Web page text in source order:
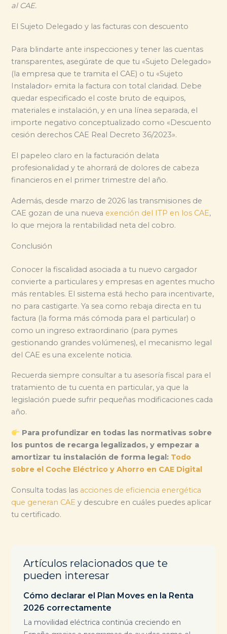
al CAE.
El Sujeto Delegado y las facturas con descuento
Para blindarte ante inspecciones y tener las cuentas
transparentes, asegúrate de que tu «Sujeto Delegado»
(la empresa que te tramita el CAE) o tu «Sujeto
Instalador» emita la factura con total claridad. Debe
quedar especificado el coste bruto de equipos,
materiales e instalación, y en una línea separada, el
importe negativo conceptualizado como «Descuento
cesión derechos CAE Real Decreto 36/2023».
El papeleo claro en la facturación delata
profesionalidad y te ahorrará de dolores de cabeza
financieros en el primer trimestre del año.
Además, desde marzo de 2026 las transmisiones de
CAE gozan de una nueva exención del ITP en los CAE,
lo que mejora la rentabilidad neta del cobro.
Conclusión
Conocer la fiscalidad asociada a tu nuevo cargador
convierte a particulares y empresas en agentes mucho
más rentables. El sistema está hecho para incentivarte,
no para castigarte. Ya sea como rebaja directa en tu
factura (la forma más cómoda para el particular) o
como un ingreso extraordinario (para pymes
gestionando grandes volúmenes), el mecanismo legal
del CAE es una excelente noticia.
Recuerda siempre consultar a tu asesoría fiscal para el
tratamiento de tu cuenta en particular, ya que la
legislación puede sufrir pequeñas modificaciones cada
año.
Para profundizar en todas las normativas sobre
los puntos de recarga legalizados, y empezar a
amortizar tu instalación de forma legal: Todo
sobre el Coche Eléctrico y Ahorro en CAE Digital
Consulta todas las acciones de eficiencia energética
que generan CAE y descubre en cuáles puedes aplicar
tu certificado.
Artículos relacionados que te
pueden interesar
Cómo declarar el Plan Moves en la Renta
2026 correctamente
La movilidad eléctrica continúa creciendo en